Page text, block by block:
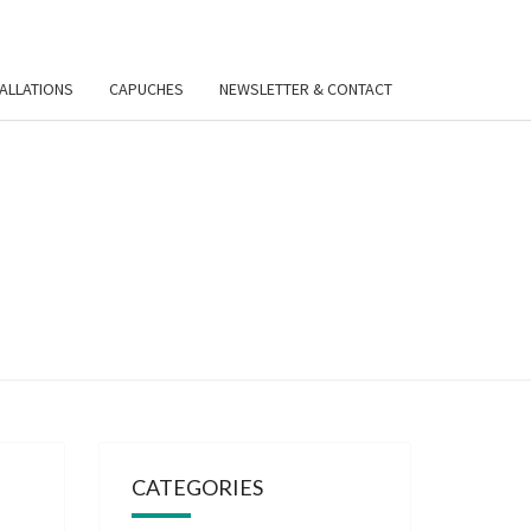
CAPUCHES NEWSLETTER & CONTACT
CATEGORIES